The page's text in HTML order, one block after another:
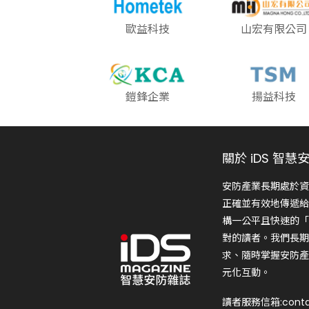
歐益科技 山宏有限公司
鎧鋒企業 揚益科技
關於 iDS 智慧
安防產業長期處於
正確並有效地傳遞
構一公平且快速的
對的讀者。我們長
求、隨時掌握安防
元化互動。
讀者服務信箱